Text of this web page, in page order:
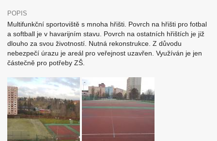
POPIS
Multifunkční sportoviště s mnoha hřišti. Povrch na hřišti pro fotbal
a softball je v havarijním stavu. Povrch na ostatních hřištích je již
dlouho za svou životností. Nutná rekonstrukce. Z důvodu
nebezpečí úrazu je areál pro veřejnost uzavřen. Využíván je jen
částečně pro potřeby ZŠ.